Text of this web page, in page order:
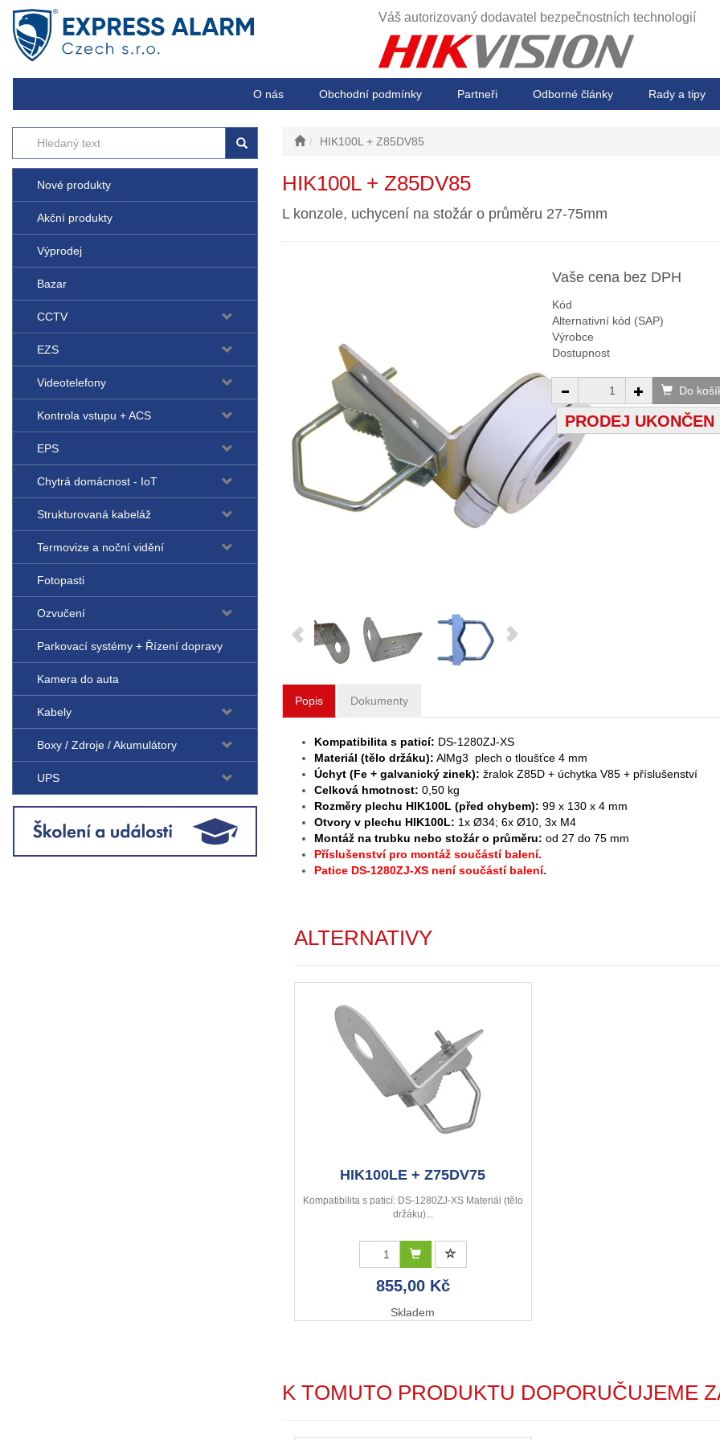
Váš autorizovaný dodavatel bezpečnostních technologií
O nás Obchodní podmínky Partneři Odborné články Rady a tipy
Nové produkty
Akční produkty
Výprodej
Bazar
CCTV
EZS
Videotelefony
Kontrola vstupu + ACS
EPS
Chytrá domácnost - IoT
Strukturovaná kabeláž
Termovize a noční vidění
Fotopasti
Ozvučení
Parkovací systémy + Řízení dopravy
Kamera do auta
Kabely
Boxy / Zdroje / Akumulátory
UPS
HIK100L + Z85DV85
HIK100L + Z85DV85
L konzole, uchycení na stožár o průměru 27-75mm
Vaše cena bez DPH
Kód
Alternativní kód (SAP)
Výrobce
Dostupnost
Do
PRODEJ UKONČEN
Popis Dokumenty
Kompatibilita s paticí: DS-1280ZJ-XS
Materiál (tělo držáku): AlMg3 plech o tloušťce 4 mm
Úchyt (Fe + galvanický zinek): žralok Z85D + úchytka V85 + příslušenství
Celková hmotnost: 0,50 kg
Rozměry plechu HIK100L (před ohybem): 99 x 130 x 4 mm
Otvory v plechu HIK100L: 1x Ø34; 6x Ø10, 3x M4
Montáž na trubku nebo stožár o průměru: od 27 do 75 mm
Příslušenství pro montáž součástí balení.
Patice DS-1280ZJ-XS není součástí balení.
ALTERNATIVY
HIK100LE + Z75DV75
Kompatibilita s paticí: DS-1280ZJ-XS Materiál (tělo
držáku)...
855,00 Kč
Skladem
K TOMUTO PRODUKTU DOPORUČUJEME